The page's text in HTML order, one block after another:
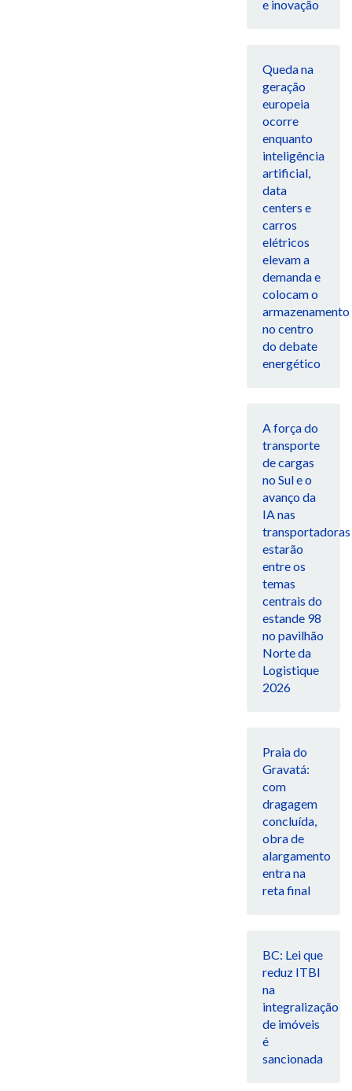
e inovação
Queda na
geração
europeia
ocorre
enquanto
inteligência
artificial,
data
centers e
carros
elétricos
elevam a
demanda e
colocam o
armazenamento
no centro
do debate
energético
A força do
transporte
de cargas
no Sul e o
avanço da
IA nas
transportadoras
estarão
entre os
temas
centrais do
estande 98
no pavilhão
Norte da
Logistique
2026
Praia do
Gravatá:
com
dragagem
concluída,
obra de
alargamento
entra na
reta final
BC: Lei que
reduz ITBI
na
integralização
de imóveis
é
sancionada